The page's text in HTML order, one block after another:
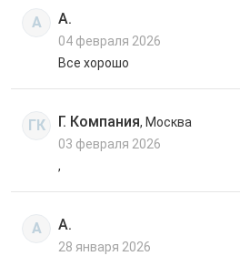
А А.
04 февраля 2026
Все хорошо
ГК Г. Компания, Москва
03 февраля 2026
,
А А.
28 января 2026